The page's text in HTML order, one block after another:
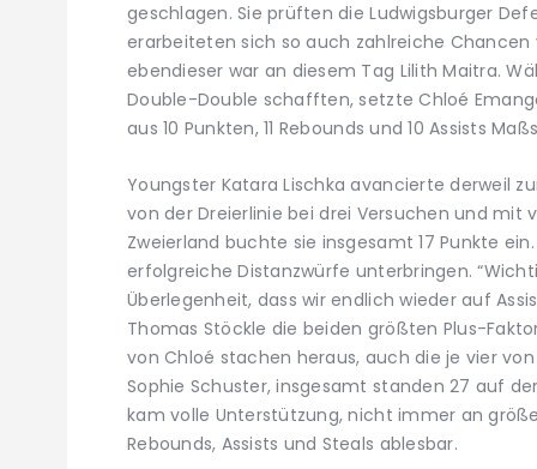
geschlagen. Sie prüften die Ludwigsburger
erarbeiteten sich so auch zahlreiche Chancen
ebendieser war an diesem Tag Lilith Maitra.
Double-Double schafften, setzte Chloé
aus 10 Punkten, 11 Rebounds und 10 Assists
Youngster Katara Lischka avancierte derweil
von der Dreierlinie bei drei Versuchen und
Zweierland buchte sie insgesamt 17 Punkte
erfolgreiche Distanzwürfe unterbringen.
Überlegenheit, dass wir endlich wieder auf
Thomas Stöckle die beiden größten Plus-
von Chloé stachen heraus, auch die je vier
Sophie Schuster, insgesamt standen 27 auf
kam volle Unterstützung, nicht immer an
Rebounds, Assists und Steals ablesbar.